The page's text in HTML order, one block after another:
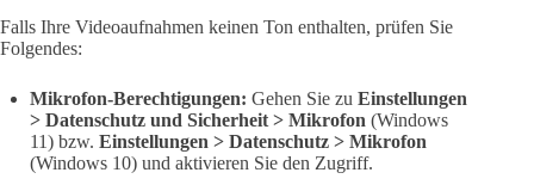
Falls Ihre Videoaufnahmen keinen Ton enthalten, prüfen Sie
Folgendes:
Mikrofon-Berechtigungen: Gehen Sie zu Einstellungen
> Datenschutz und Sicherheit > Mikrofon (Windows
11) bzw. Einstellungen > Datenschutz > Mikrofon
(Windows 10) und aktivieren Sie den Zugriff.